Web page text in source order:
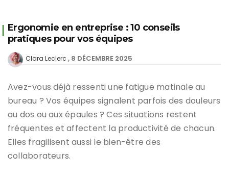
Ergonomie en entreprise : 10 conseils
pratiques pour vos équipes
Clara Leclerc 8 DÉCEMBRE 2025
Avez-vous déjà ressenti une fatigue matinale au
bureau ? Vos équipes signalent parfois des douleurs
au dos ou aux épaules ? Ces situations restent
fréquentes et affectent la productivité de chacun.
Elles fragilisent aussi le bien-être des
collaborateurs.